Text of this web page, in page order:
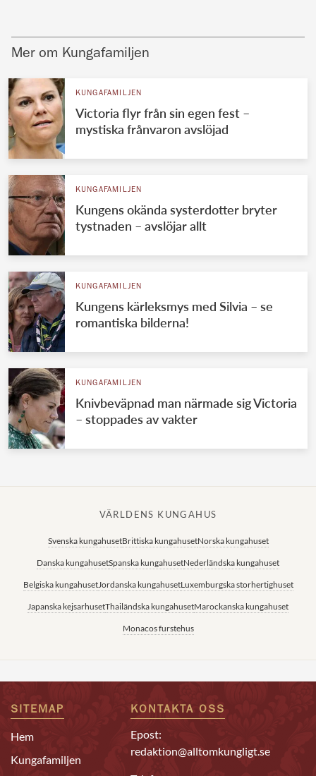
Mer om Kungafamiljen
KUNGAFAMILJEN
Victoria flyr från sin egen fest –
mystiska frånvaron avslöjad
KUNGAFAMILJEN
Kungens okända systerdotter bryter
tystnaden – avslöjar allt
KUNGAFAMILJEN
Kungens kärleksmys med Silvia – se
romantiska bilderna!
KUNGAFAMILJEN
Knivbeväpnad man närmade sig Victoria
– stoppades av vakter
VÄRLDENS KUNGAHUS
Svenska kungahusetBrittiska kungahusetNorska kungahuset
Danska kungahusetSpanska kungahusetNederländska kungahuset
Belgiska kungahusetJordanska kungahusetLuxemburgska storhertighuset
Japanska kejsarhusetThailändska kungahusetMarockanska kungahuset
Monacos furstehus
SITEMAP
Hem
Kungafamiljen
KONTAKTA OSS
Epost:
redaktion@alltomkungligt.se